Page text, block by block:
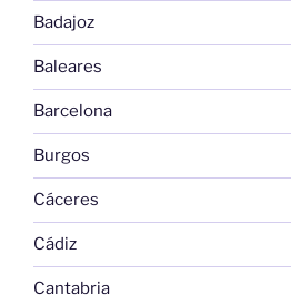
Badajoz
Baleares
Barcelona
Burgos
Cáceres
Cádiz
Cantabria